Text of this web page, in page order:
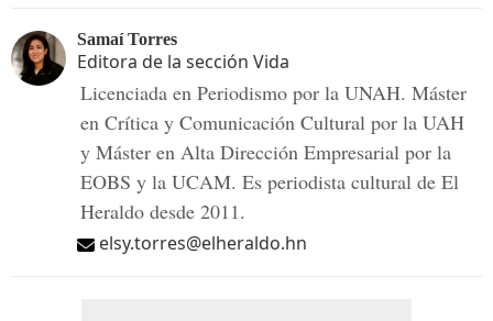
Samaí Torres
Editora de la sección Vida
Licenciada en Periodismo por la UNAH. Máster
en Crítica y Comunicación Cultural por la UAH
y Máster en Alta Dirección Empresarial por la
EOBS y la UCAM. Es periodista cultural de El
Heraldo desde 2011.
elsy.torres@elheraldo.hn